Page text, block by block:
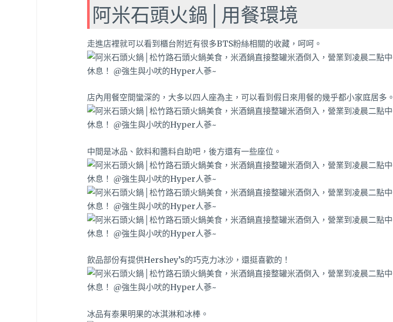
阿米石頭火鍋│用餐環境
走進店裡就可以看到櫃台附近有很多BTS粉絲相關的收藏，呵呵。
店內用餐空間蠻深的，大多以四人座為主，可以看到假日來用餐的幾乎都小家庭居多。
中間是冰品、飲料和醬料自助吧，後方還有一些座位。
飲品部份有提供Hershey’s的巧克力冰沙，還挺喜歡的！
冰品有泰果明果的冰淇淋和冰棒。